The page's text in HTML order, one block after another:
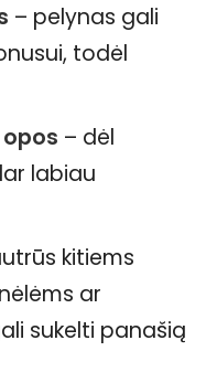
– pelynas gali
todėl
– dėl
labiau
kitiems
ar
sukelti panašią